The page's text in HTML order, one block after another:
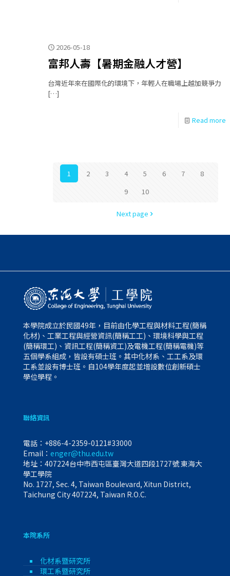
2026-05-18
富邦人壽【暑期金融人才營】
台灣近年來在國際化的環境下，年輕人在職場上越加競爭力
[…]
Read more
1 2 3 4 5 6 7
8
9
10
Next page
本學院成立於民國49年，目前由化學工程與材料工程(簡稱
化材)、工業工程與經營資訊(簡稱工工)、環境科學與工程
(簡稱環工)、資訊工程(簡稱資工)及電機工程(簡稱電機)等
五個學系組成，皆設有碩士班。其中化材系、工工系及環
工系並設有博士班。自104學年度起並增設數位創新碩士
學位學程。
聯絡資訊
電話： +886-4-2359-0121#33000
Email： enger@thu.edu.tw
地址：407224台中市西屯區臺灣大道四段1727號 東海大
學工學院
No. 1727, Sec. 4, Taiwan Boulevard, Xitun District,
Taichung City 407224, Taiwan R.O.C.
本院系所
化材系暨研究所
環工系暨研究所